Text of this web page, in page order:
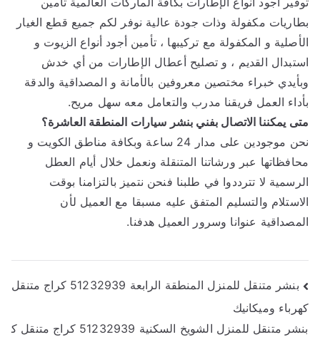
بطاريات مكفولة وذات جودة عالية نوفر لكم جميع قطع الغيار
الأصلية و المكفولة مع تركيبها ، تأمين أجود أنواع الزيوت و
استبدال القديم ، و تصليح أعطال الإطارات من أي خدش
وبأيدي خبراء مختصين معروفين بالأمانة و المصداقية والدقة
بأداء العمل فريقنا مدرب والتعامل معه سهل مريح.
متى يمكننا الاتصال بفني بنشر سيارات المنطقة العاشرة؟
نحن موجودين على مدار 24 ساعة وبكافة مناطق الكويت و
محافظاتها عبر ورشاتنا المتنقلة ونعمل خلال أيام العطل
الرسمية لا تترددوا في طلبنا فنحن نتميز بالتزامنا بوقت
الاستلام والتسليم المتفق عليه مسبقا مع العميل لأن
المصداقية عنوانا وسرور العميل هدفنا.
تصفّح
المقالات
بنشر متنقل للمنزل المنطقة الرابعة 51232939‬ كراج متنقل
كهرباء وميكانيك
بنشر متنقل للمنزل الشويخ السكنية 51232939‬ كراج متنقل ك